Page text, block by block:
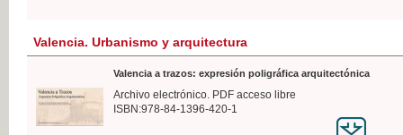
Valencia. Urbanismo y arquitectura
Valencia a trazos: expresión poligráfica arquitectónica
Archivo electrónico. PDF acceso libre
ISBN:978-84-1396-420-1